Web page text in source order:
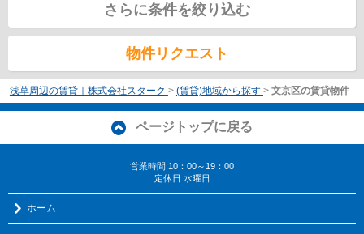
さらに条件を絞り込む
物件リクエスト
浅草周辺の賃貸｜株式会社スターク > (賃貸)地域から探す > 文京区の賃貸物件
ページトップに戻る
営業時間:10：00～19：00
定休日:水曜日
ホーム